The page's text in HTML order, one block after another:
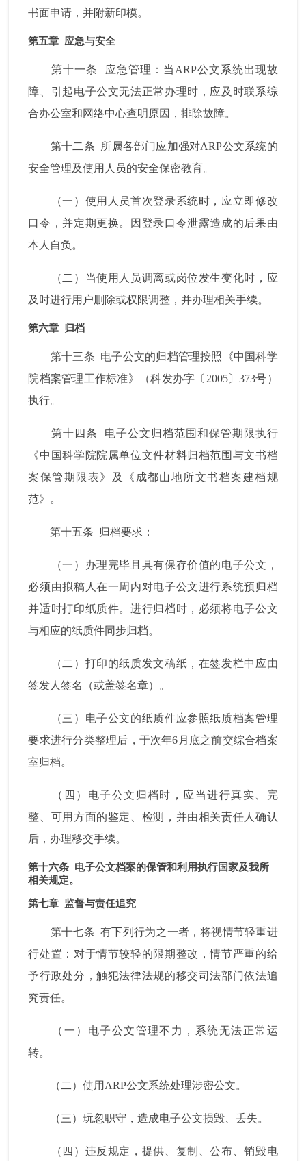
书面申请，并附新印模。
第五章 应急与安全
第十一条 应急管理：当 ARP公文系统出现故
障、引起电子公文无法正常办理时，应及时联系综
合办公室和网络中心查明原因，排除故障。
第十二条 所属各部门应加强对ARP公文系统的
安全管理及使用人员的安全保密教育。
（一）使用人员首次登录系统时，应立即修改
口令，并定期更换。因登录口令泄露造成的后果由
本人自负。
（二）当使用人员调离或岗位发生变化时，应
及时进行用户删除或权限调整，并办理相关手续。
第六章 归档
第十三条 电子公文的归档管理按照《中国科学
院档案管理工作标准》（科发办字〔 2005〕373号）
执行。
第十四条
电子公文归档范围和保管期限执行
《中国科学院院属单位文件材料归档范围与文书档
案保管期限表》及《成都山地所文书档案建档规
范》。
第十五条 归档要求：
（一）办理完毕且具有保存价值的电子公文，
必须由拟稿人在一周内对电子公文进行系统预归档
并适时打印纸质件。进行归档时，必须将电子公文
与相应的纸质件同步归档。
（二）打印的纸质发文稿纸，在签发栏中应由
签发人签名（或盖签名章）。
（三）电子公文的纸质件应参照纸质档案管理
要求进行分类整理后，于次年6 月底之前交综合档案
室归档。
（四）电子公文归档时，应当进行真实、完
整、可用方面的鉴定、检测，并由相关责任人确认
后，办理移交手续。
第十六条 电子公文档案的保管和利用执行国家及我所
相关规定。
第七章 监督与责任追究
第十七条 有下列行为之一者，将视情节轻重进
行处置：对于情节较轻的限期整改，情节严重的给
予行政处分，触犯法律法规的移交司法部门依法追
究责任。
（一）电子公文管理不力，系统无法正常运
转。
（二）使用 ARP公文系统处理涉密公文。
（三）玩忽职守，造成电子公文损毁、丢失。
（四）违反规定，提供、复制、公布、销毁电